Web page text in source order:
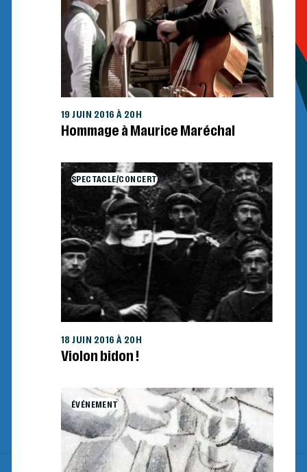
19 JUIN 2016 À 20H
Hommage à Maurice Maréchal
SPECTACLE/CONCERT
18 JUIN 2016 À 20H
Violon bidon !
ÉVÉNEMENT